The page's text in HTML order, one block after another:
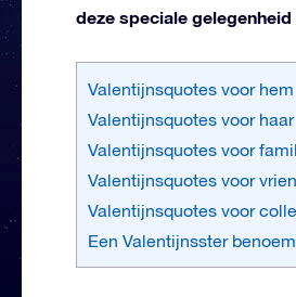
deze speciale
Valentijnsquotes voor hem
Valentijnsquotes voor haar
Valentijnsquotes voor
Valentijnsquotes voor
Valentijnsquotes voor
Een Valentijnsster